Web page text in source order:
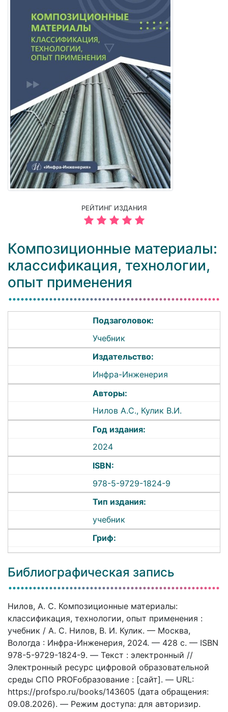
РЕЙТИНГ ИЗДАНИЯ
Композиционные материалы:
классификация, технологии,
опыт применения
Подзаголовок:
Учебник
Издательство:
Инфра-Инженерия
Авторы:
Нилов А.С., Кулик В.И.
Год издания:
2024
ISBN:
978-5-9729-1824-9
Тип издания:
учебник
Гриф:
Библиографическая запись
Нилов, А. С. Композиционные материалы:
классификация, технологии, опыт применения :
учебник / А. С. Нилов, В. И. Кулик. — Москва,
Вологда : Инфра-Инженерия, 2024. — 428 c. — ISBN
978-5-9729-1824-9. — Текст : электронный //
Электронный ресурс цифровой образовательной
среды СПО PROFобразование : [сайт]. — URL:
https://profspo.ru/books/143605 (дата обращения:
09.08.2026). — Режим доступа: для авторизир.